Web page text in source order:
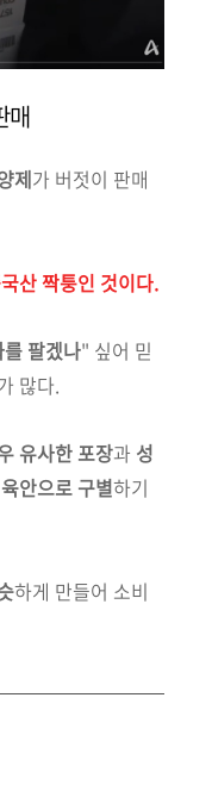
매
제가 버젓이 판매
산 짝퉁인 것이다.
팔겠나" 싶어 믿
많다.
유사한 포장과 성
안으로 구별하기
하게 만들어 소비